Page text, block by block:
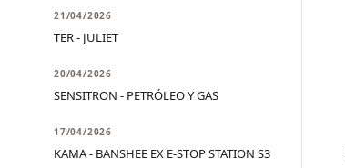
21/04/2026
TER - JULIET
20/04/2026
SENSITRON - PETRÓLEO Y GAS
17/04/2026
KAMA - BANSHEE EX E-STOP STATION S3